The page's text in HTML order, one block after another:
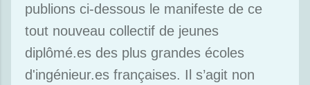
publions ci-dessous le manifeste de ce
tout nouveau collectif de jeunes
diplômé.es des plus grandes écoles
d'ingénieur.es françaises. Il s’agit non